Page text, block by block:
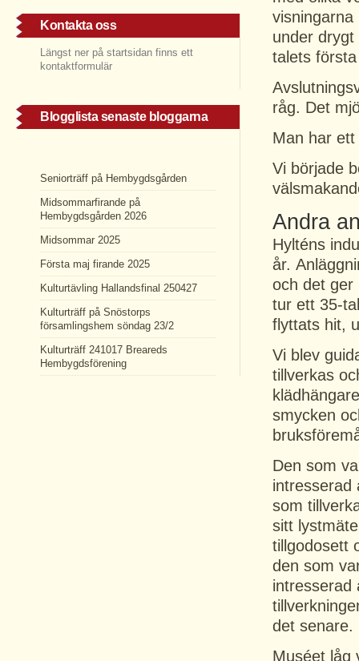
under
talets
råg. Det
Man har
Vi började
Andra
Hylténs
år.
och det ger
tur ett 35-
flyttats hit,
Vi blev
tillverkas
smycken
Den som
intresserad
som
sitt lystmäte
tillgodosett
den som
intresserad
det senare.
Muséet låg
Kontakta oss
Längst ner på startsidan finns ett
kontaktformulär
Blogglista senaste bloggarna
Seniorträff på Hembygdsgården
Midsommarfirande på
Hembygdsgården 2026
Midsommar 2025
Första maj firande 2025
Kulturtävling Hallandsfinal 250427
Kulturträff på Snöstorps
församlingshem söndag 23/2
Kulturträff 241017 Breareds
Hembygdsförening